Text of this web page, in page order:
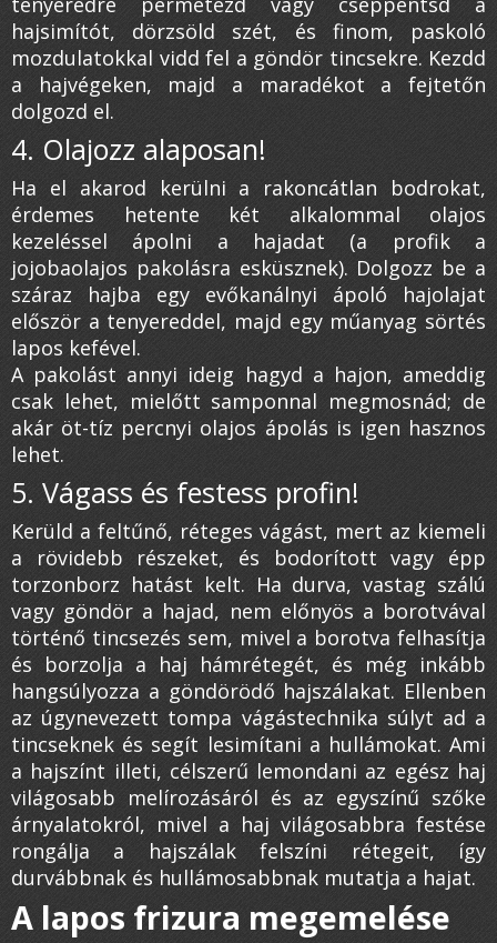
hajsimítót, dörzsöld szét, és finom, paskoló
mozdulatokkal vidd fel a göndör tincsekre. Kezdd
a hajvégeken, majd a maradékot a fejtetőn
dolgozd el.
4. Olajozz alaposan!
Ha el akarod kerülni a rakoncátlan bodrokat,
érdemes hetente két alkalommal olajos
kezeléssel ápolni a hajadat (a profik a
jojobaolajos pakolásra esküsznek). Dolgozz be a
száraz hajba egy evőkanálnyi ápoló hajolajat
először a tenyereddel, majd egy műanyag sörtés
lapos kefével.
A pakolást annyi ideig hagyd a hajon, ameddig
csak lehet, mielőtt samponnal megmosnád; de
akár öt-tíz percnyi olajos ápolás is igen hasznos
lehet.
5. Vágass és festess profin!
Kerüld a feltűnő, réteges vágást, mert az kiemeli
a rövidebb részeket, és bodorított vagy épp
torzonborz hatást kelt. Ha durva, vastag szálú
vagy göndör a hajad, nem előnyös a borotvával
történő tincsezés sem, mivel a borotva felhasítja
és borzolja a haj hámrétegét, és még inkább
hangsúlyozza a göndörödő hajszálakat. Ellenben
az úgynevezett tompa vágástechnika súlyt ad a
tincseknek és segít lesimítani a hullámokat. Ami
a hajszínt illeti, célszerű lemondani az egész haj
világosabb melírozásáról és az egyszínű szőke
árnyalatokról, mivel a haj világosabbra festése
rongálja a hajszálak felszíni rétegeit, így
durvábbnak és hullámosabbnak mutatja a hajat.
A lapos frizura megemelése